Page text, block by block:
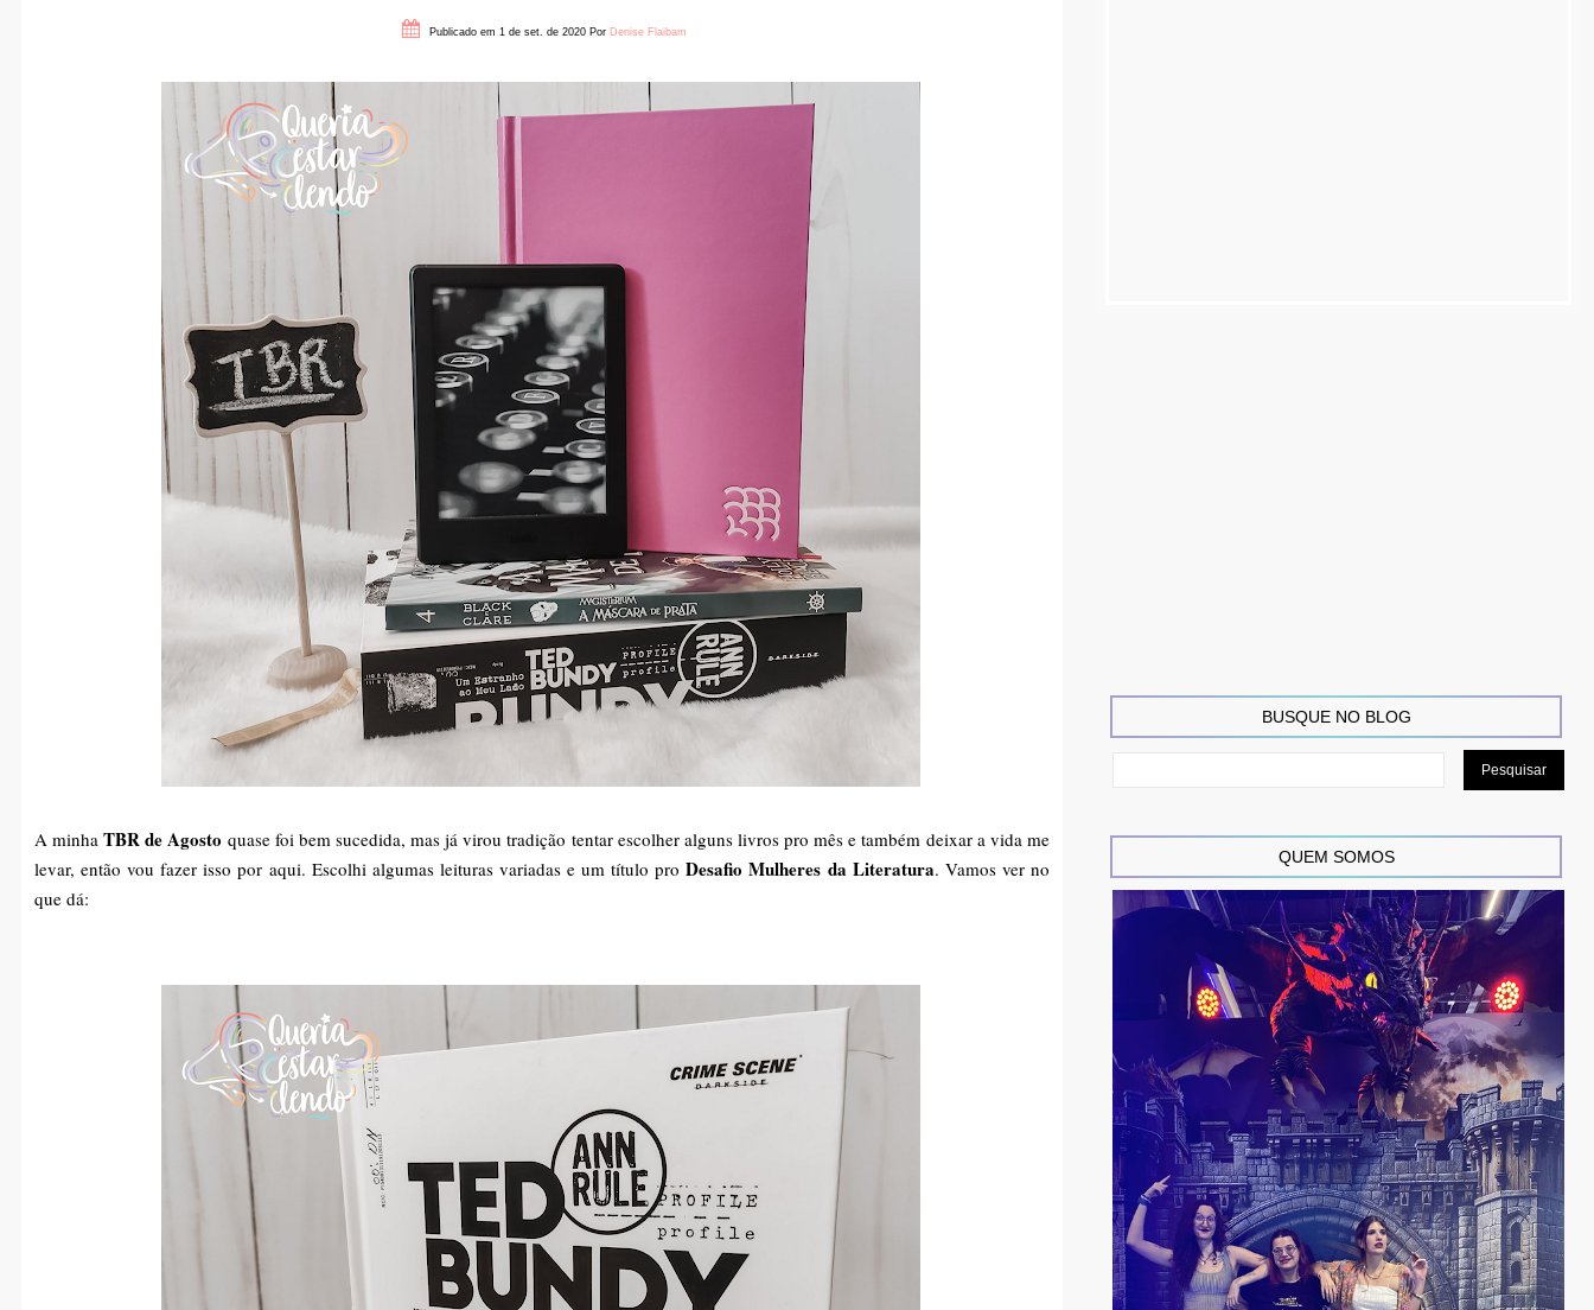
Publicado em 1 de set. de 2020 Por Denise Flaibam
A minhaTBR de Agosto quase foi bem sucedida, mas já virou tradição tentar escolher alguns livros pro mês e também deixar a vida me
levar, então vou fazer isso por aqui. Escolhi algumas leituras variadas e um título proDesafio Mulheres da Literatura. Vamos ver no
que dá:
BUSQUE NO BLOG
QUEM SOMOS